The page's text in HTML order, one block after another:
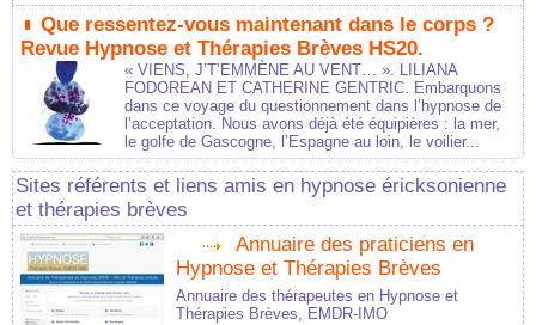
Que ressentez-vous maintenant dans le corps ?
Revue Hypnose et Thérapies Brèves HS20.
« VIENS, J’T’EMMÈNE AU VENT… ». LILIANA
FODOREAN ET CATHERINE GENTRIC. Embarquons
dans ce voyage du questionnement dans l’hypnose de
l’acceptation. Nous avons déjà été équipières : la mer,
le golfe de Gascogne, l’Espagne au loin, le voilier...
Sites référents et liens amis en hypnose éricksonienne
et thérapies brèves
Annuaire des praticiens en
Hypnose et Thérapies Brèves
Annuaire des thérapeutes en Hypnose et
Thérapies Brèves, EMDR-IMO